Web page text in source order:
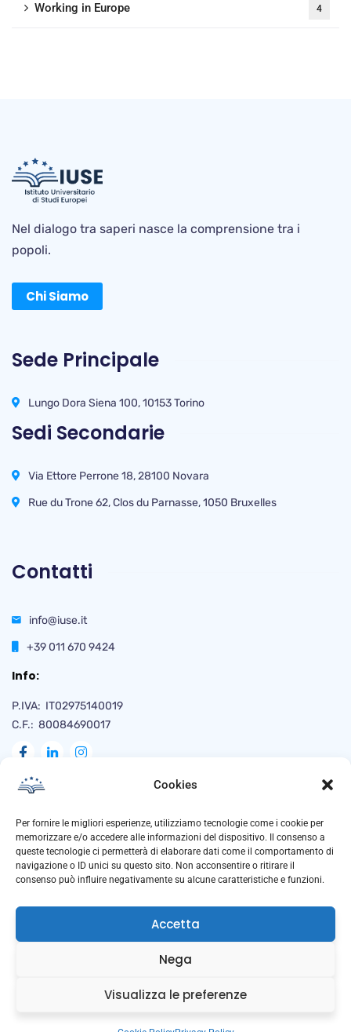
Cookies
Per fornire le migliori esperienze, utilizziamo tecnologie come i cookie per
memorizzare e/o accedere alle informazioni del dispositivo. Il consenso a
queste tecnologie ci permetterà di elaborare dati come il comportamento di
navigazione o ID unici su questo sito. Non acconsentire o ritirare il
consenso può influire negativamente su alcune caratteristiche e funzioni.
Accetta
Nega
Visualizza le preferenze
Working in Europe 4
Nel dialogo tra saperi nasce la comprensione tra i
popoli.
Chi Siamo
Sede Principale
Lungo Dora Siena 100, 10153 Torino
Sedi Secondarie
Via Ettore Perrone 18, 28100 Novara
Rue du Trone 62, Clos du Parnasse, 1050 Bruxelles
Contatti
info@iuse.it
+39 011 670 9424
Info:
P.IVA: IT02975140019
C.F.: 80084690017
Naviga
Privacy Policy